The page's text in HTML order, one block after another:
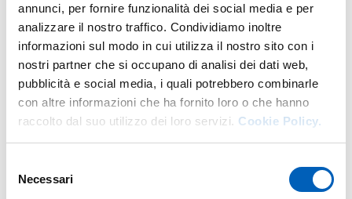
annunci, per fornire funzionalità dei social media e per
analizzare il nostro traffico. Condividiamo inoltre
informazioni sul modo in cui utilizza il nostro sito con i
nostri partner che si occupano di analisi dei dati web,
pubblicità e social media, i quali potrebbero combinarle
con altre informazioni che ha fornito loro o che hanno
raccolto dal suo utilizzo dei loro servizi. Cookie Policy.
delNecessari
Altro personale della struttura a questo
indirizzo
Personale tecnico amministrativo